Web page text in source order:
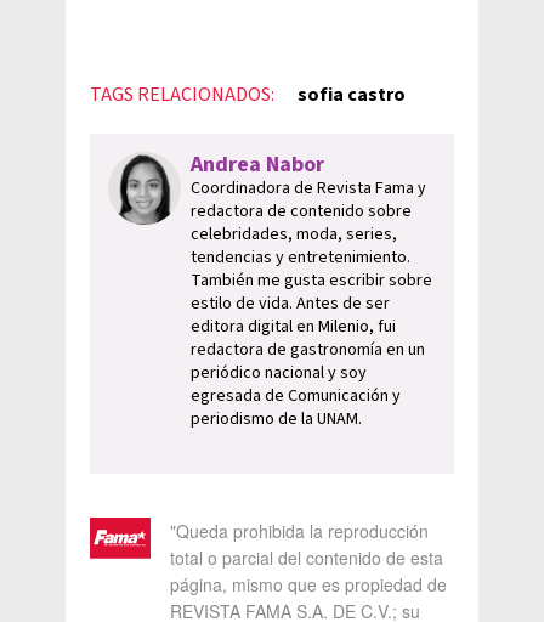
TAGS RELACIONADOS: sofia castro
Andrea Nabor
Coordinadora de Revista Fama y
redactora de contenido sobre
celebridades, moda, series,
tendencias y entretenimiento.
También me gusta escribir sobre
estilo de vida. Antes de ser
editora digital en Milenio, fui
redactora de gastronomía en un
periódico nacional y soy
egresada de Comunicación y
periodismo de la UNAM.
"Queda prohibida la reproducción
total o parcial del contenido de esta
página, mismo que es propiedad de
REVISTA FAMA S.A. DE C.V.; su